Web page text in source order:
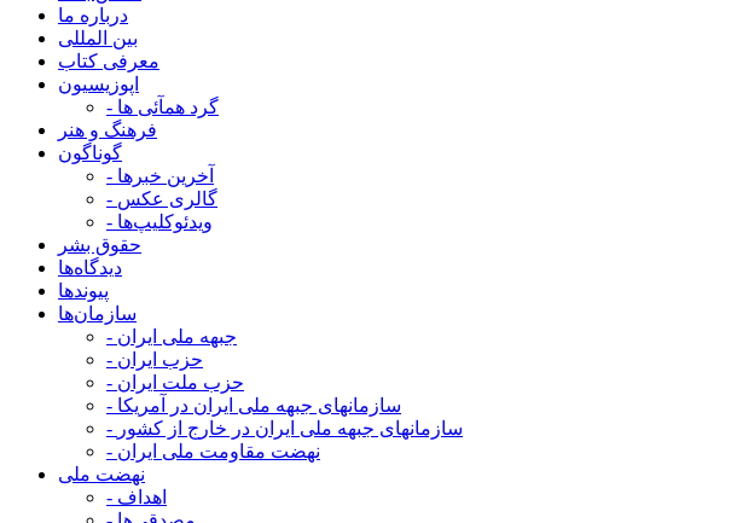
درباره ما
بین المللی
معرفی کتاب
اپوزیسیون
- گرد همآئی ها
فرهنگ و هنر
گوناگون
- آخرین خبرها
- گالری عکس
- ویدئوکلیپ‌ها
حقوق بشر
دیدگاه‌ها
پیوندها
سازمان‌ها
- جبهه ملی ایران
- حزب ایران
- حزب ملت ایران
- سازمانهای جبهه ملی ایران در آمریکا
- سازمانهای جبهه ملی ایران در خارج از کشور
- نهضت مقاومت ملی ایران
نهضت ملی
- اهداف